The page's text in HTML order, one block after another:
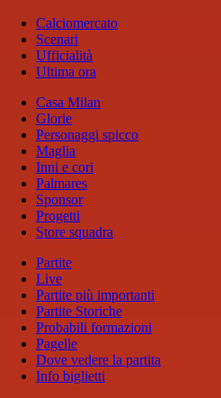
Calciomercato
Scenari
Ufficialità
Ultima ora
Casa Milan
Glorie
Personaggi spicco
Maglia
Inni e cori
Palmares
Sponsor
Progetti
Store squadra
Partite
Live
Partite più importanti
Partite Storiche
Probabili formazioni
Pagelle
Dove vedere la partita
Info biglietti